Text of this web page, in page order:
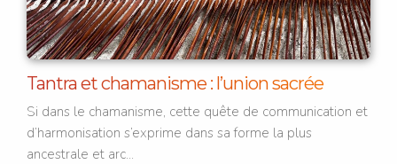
Tantra et chamanisme : l’union sacrée
Si dans le chamanisme, cette quête de communication et
d’harmonisation s’exprime dans sa forme la plus
ancestrale et arc...